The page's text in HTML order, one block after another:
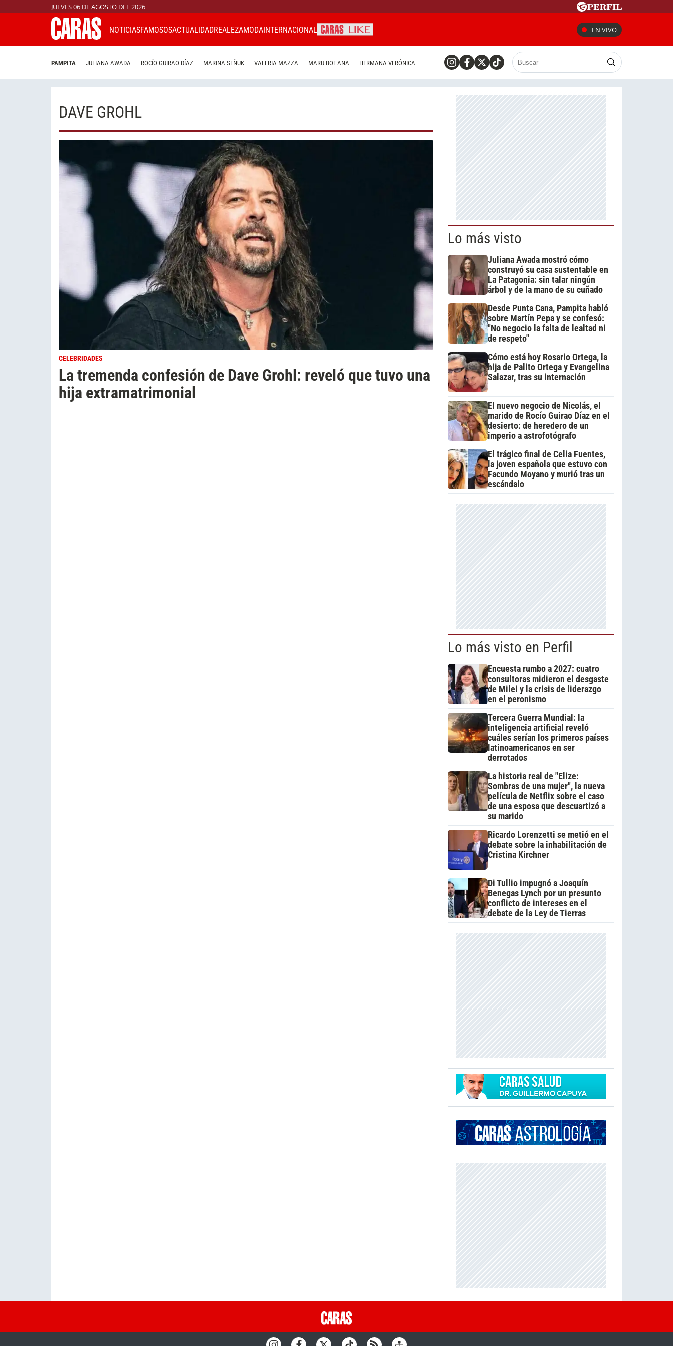
JUEVES 06 DE AGOSTO DEL 2026
NOTICIASFAMOSOSACTUALIDADREALEZAMODAINTERNACIONAL EN VIVO
PAMPITA JULIANA AWADA ROCÍO GUIRAO DÍAZ MARINA SEÑUK VALERIA MAZZA MARU BOTANA HERMANA VERÓNICA
DAVE GROHL
CELEBRIDADES
La tremenda confesión de Dave Grohl: reveló que tuvo una
hija extramatrimonial
Lo más visto
Juliana Awada mostró cómo
construyó su casa sustentable en
La Patagonia: sin talar ningún
árbol y de la mano de su cuñado
Desde Punta Cana, Pampita habló
sobre Martín Pepa y se confesó:
"No negocio la falta de lealtad ni
de respeto"
Cómo está hoy Rosario Ortega, la
hija de Palito Ortega y Evangelina
Salazar, tras su internación
El nuevo negocio de Nicolás, el
marido de Rocío Guirao Díaz en el
desierto: de heredero de un
imperio a astrofotógrafo
El trágico final de Celia Fuentes,
la joven española que estuvo con
Facundo Moyano y murió tras un
escándalo
Lo más visto en Perfil
Encuesta rumbo a 2027: cuatro
consultoras midieron el desgaste
de Milei y la crisis de liderazgo
en el peronismo
Tercera Guerra Mundial: la
inteligencia artificial reveló
cuáles serían los primeros países
latinoamericanos en ser
derrotados
La historia real de "Elize:
Sombras de una mujer", la nueva
película de Netflix sobre el caso
de una esposa que descuartizó a
su marido
Ricardo Lorenzetti se metió en el
debate sobre la inhabilitación de
Cristina Kirchner
Di Tullio impugnó a Joaquín
Benegas Lynch por un presunto
conflicto de intereses en el
debate de la Ley de Tierras